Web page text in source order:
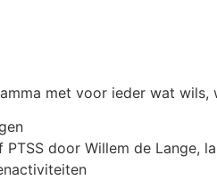
met voor ieder wat wils,
door Willem de Lange,